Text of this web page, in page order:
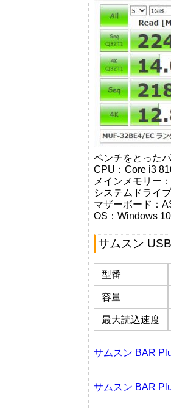
ベンチをとった
CPU：Core i3
メインメモリー
システムドライ
マザーボード：
OS：Windows
サムスン
型番
容量
最大読込速度
サムスン BAR
サムスン BAR